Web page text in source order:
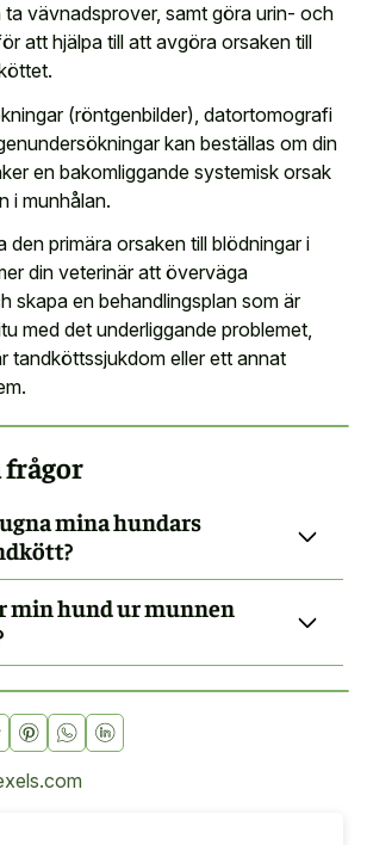
ta vävnadsprover, samt göra urin- och
att hjälpa till att avgöra orsaken till
(röntgenbilder), datortomografi
kan beställas om din
en bakomliggande systemisk orsak
i munhålan.
den primära orsaken till blödningar i
din veterinär att överväga
skapa en behandlingsplan som är
med det underliggande problemet,
tandköttssjukdom eller ett annat
frågor
mina hundars
min hund ur munnen